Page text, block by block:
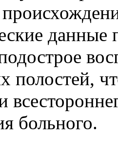
данные
полостей,
больного.